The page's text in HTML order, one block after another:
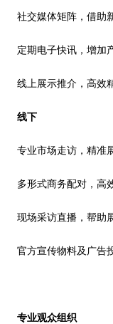
社交媒体矩阵，借助
定期电子快讯，增加
线上展示推介，高效
线下
专业市场走访，精准
多形式商务配对， 高
现场采访直播，帮助
官方宣传物料及 广告
专业观众组织